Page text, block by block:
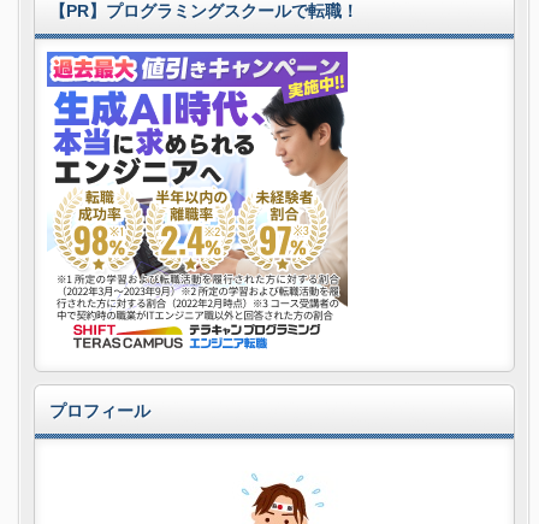
【PR】プログラミングスクールで転職！
プロフィール